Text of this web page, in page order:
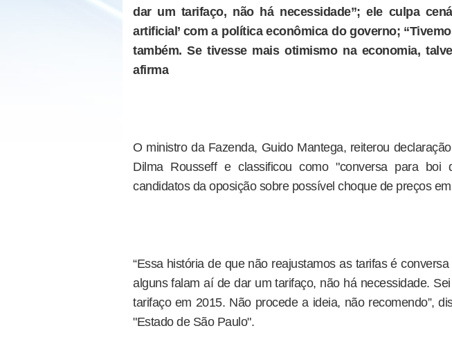
dar um tarifaço, não há necessidade”; ele culpa
artificial’ com a política econômica do governo;
também. Se tivesse mais otimismo na economia,
afirma
O ministro da Fazenda, Guido Mantega, reiterou
Dilma Rousseff e classificou como "conversa para boi
candidatos da oposição sobre possível choque de preços
“Essa história de que não reajustamos as tarifas é
alguns falam aí de dar um tarifaço, não há necessidade.
tarifaço em 2015. Não procede a ideia, não recomendo”,
"Estado de São Paulo".